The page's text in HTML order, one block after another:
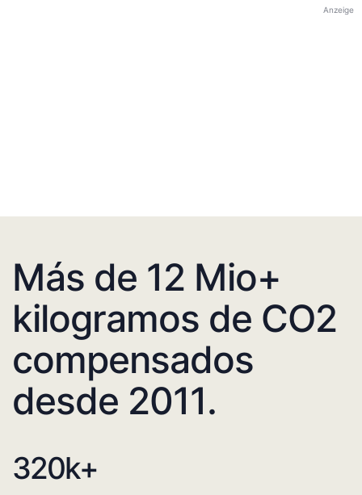
Anzeige
Más de 12 Mio+
kilogramos de CO2
compensados
desde 2011.
320k+